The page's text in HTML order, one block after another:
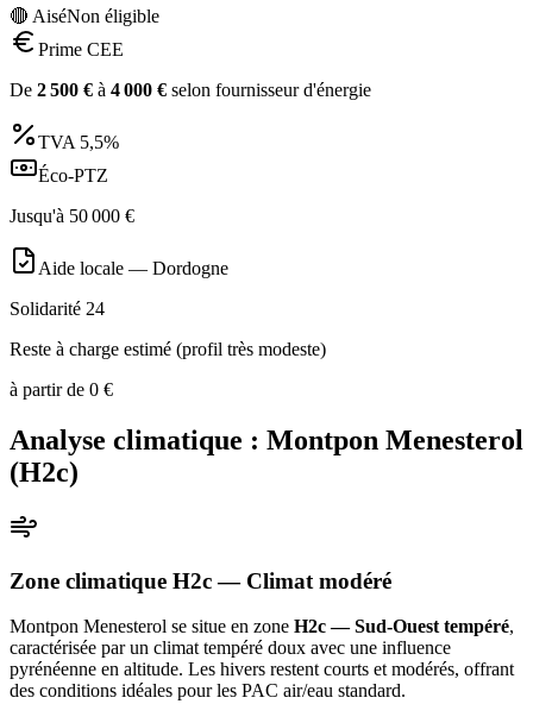
🔴 AiséNon éligible
Prime CEE
De 2 500 € à 4 000 € selon fournisseur d'énergie
TVA 5,5%
Éco-PTZ
Jusqu'à 50 000 €
Aide locale — Dordogne
Solidarité 24
Reste à charge estimé (profil très modeste)
à partir de 0 €
Analyse climatique : Montpon Menesterol
(H2c)
Zone climatique H2c— Climat modéré
Montpon Menesterol se situe en zone H2c — Sud-Ouest tempéré,
caractérisée par un climat tempéré doux avec une influence
pyrénéenne en altitude. Les hivers restent courts et modérés, offrant
des conditions idéales pour les PAC air/eau standard.